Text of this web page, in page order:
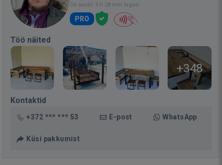
Oli saidil: 3 h 28 min tagasi
PRO
Töö näited
+348
Kontaktid
+372 *** *** 53 E-post WhatsApp
Küsi pakkumist